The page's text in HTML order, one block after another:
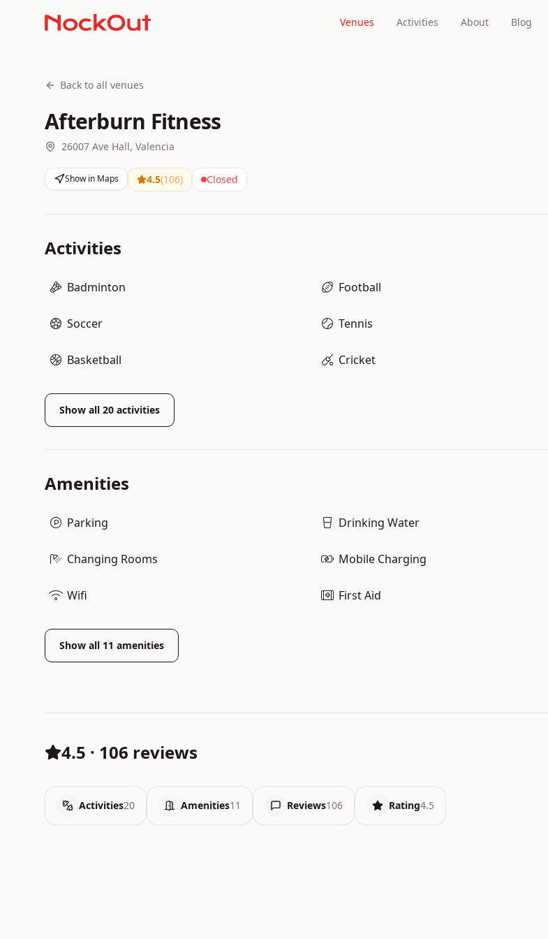
Venues Activities About Blog
Back to all venues
Afterburn Fitness
26007 Ave Hall, Valencia
Show in Maps 4.5(106) Closed
Activities
Badminton Football
Soccer Tennis
Basketball Cricket
Show all 20 activities
Amenities
Parking Drinking Water
Changing Rooms Mobile Charging
Wifi First Aid
Show all 11 amenities
4.5 · 106 reviews
Activities20 Amenities11 Reviews106 Rating4.5